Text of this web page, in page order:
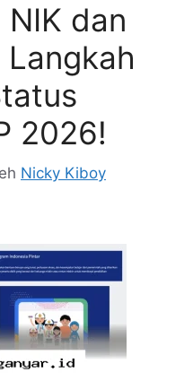
dan
Langkah
2026!
Nicky Kiboy